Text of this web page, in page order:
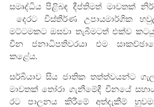
සමෘද්ධිය පිළිබඳ දීප්තිමත් මාවතක්
දෙරට විස්තීර්ණ උපායමාර්ගික
මට්ටමකට ඔසවා තැබීමටත් එක්ව
චීන ජනාධිපතිවරයා එම
කළේය.
සර්බියාව සිය ජාතික තත්ත්වයන්ට
මාවතක් තෝරා ගැනීමේදී චීනයේ
ර‍ට පාලනය කිරීමේ අත්දැකීම්